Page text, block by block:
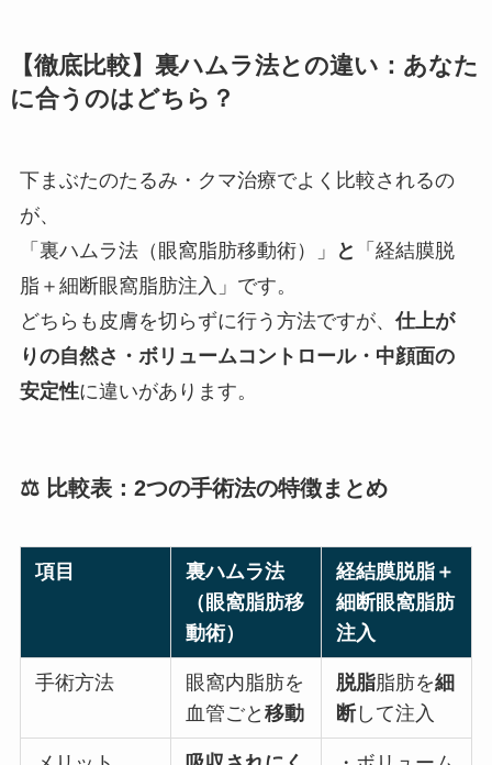
【徹底比較】裏ハムラ法との違い：あなた
に合うのはどちら？
下まぶたのたるみ・クマ治療でよく比較されるの
が、
「裏ハムラ法（眼窩脂肪移動術）」
と
「経結膜脱
脂＋細断眼窩脂肪注入」です。
どちらも皮膚を切らずに行う方法ですが、 仕上が
りの自然さ・ボリュームコントロール・中顔面の
安定性に違いがあります。
⚖️ 比較表：2つの手術法の特徴まとめ
項目
裏ハムラ法
（眼窩脂肪移
動術）
経結膜脱脂＋
細断眼窩脂肪
注入
手術方法
眼窩内脂肪を
血管ごと移動
脱脂脂肪を細
断して注入